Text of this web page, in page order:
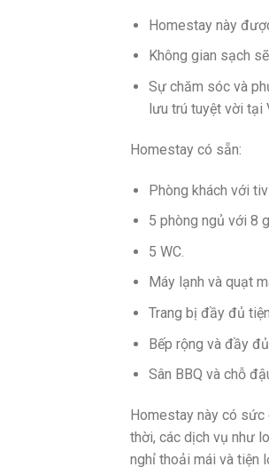
Homestay này
Không gian sạch
Sự chăm sóc và
lưu trú tuyệt vời tại
Homestay có sẵn:
Phòng khách với
5 phòng ngủ với 8
5 WC.
Máy lạnh và quạt
Trang bị đầy đủ
Bếp rộng và đầy
Sân BBQ và chỗ
Homestay này có sức
thời, các dịch vụ như
nghỉ thoải mái và tiện